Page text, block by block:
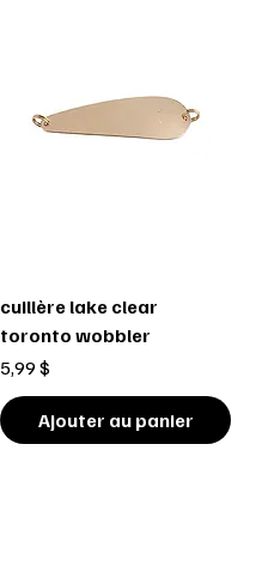
cuillère lake clear
toronto wobbler
Prix
5,99 $
Ajouter au panier